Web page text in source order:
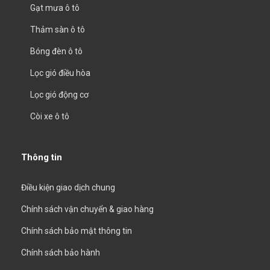
Gạt mưa ô tô
Thảm sàn ô tô
Bóng đèn ô tô
Lọc gió điều hòa
Lọc gió động cơ
Còi xe ô tô
Thông tin
Điều kiện giao dịch chung
Chính sách vận chuyển & giao hàng
Chính sách bảo mật thông tin
Chính sách bảo hành